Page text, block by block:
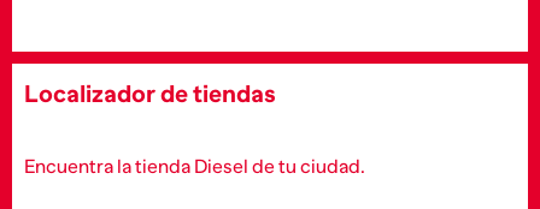
Localizador de tiendas
Encuentra la tienda Diesel de tu ciudad.